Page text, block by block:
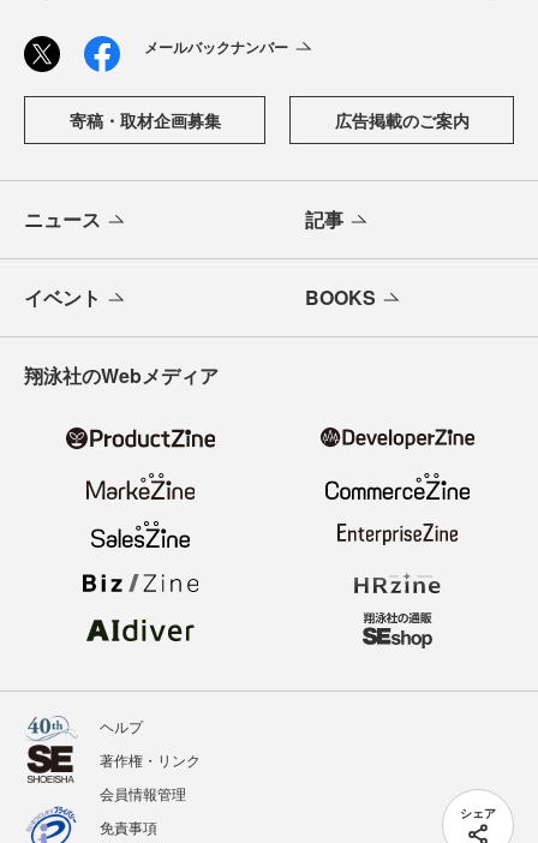
シェア
メールバックナンバー
寄稿・取材企画募集 広告掲載のご案内
ニュース 記事
イベント BOOKS
翔泳社のWebメディア
ヘルプ
著作権・リンク
会員情報管理
免責事項